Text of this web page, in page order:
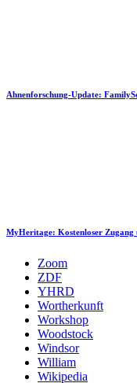
Ahnenforschung-Update:
MyHeritage: Kostenloser
Zoom
ZDF
YHRD
Wortherkunft
Workshop
Woodstock
Windsor
William
Wikipedia